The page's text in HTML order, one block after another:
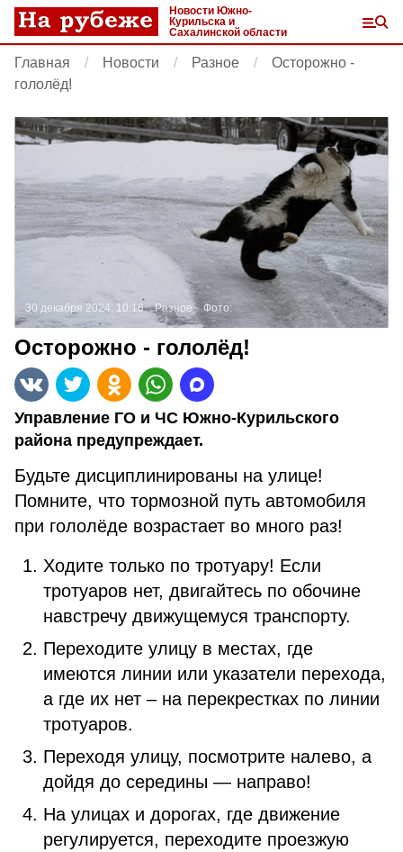
Новости Южно-
Курильска и
Сахалинской области
Главная Новости Разное
Осторожно -
гололёд!
30 декабря 2024, 10:16 Разное Фото:
Осторожно - гололёд!
Управление ГО и ЧС Южно-Курильского
района предупреждает.
Будьте дисциплинированы на улице!
Помните, что тормозной путь автомобиля
при гололёде возрастает во много раз!
Ходите только по тротуару! Если
тротуаров нет, двигайтесь по обочине
навстречу движущемуся транспорту.
Переходите улицу в местах, где
имеются линии или указатели перехода,
а где их нет – на перекрестках по линии
тротуаров.
Переходя улицу, посмотрите налево, а
дойдя до середины — направо!
На улицах и дорогах, где движение
регулируется, переходите проезжую